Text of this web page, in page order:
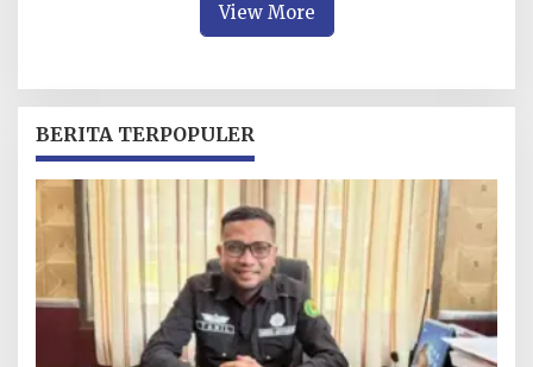
View More
BERITA TERPOPULER